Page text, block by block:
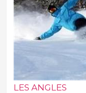
LES ANGLES